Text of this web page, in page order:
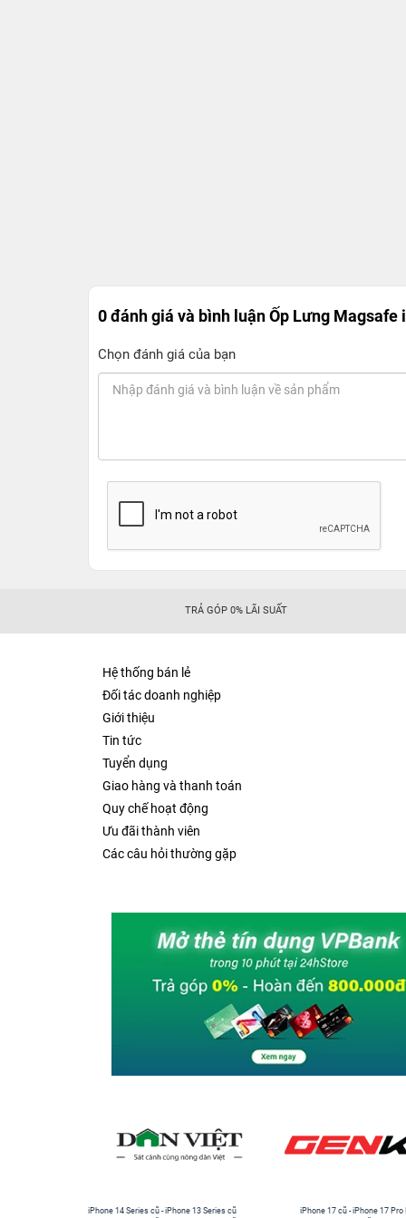
0 đánh giá và bình luậnỐp Lưng Magsafe
Chọn đánh giá của bạn
TRẢ GÓP 0% LÃI SUẤT
Hệ thống bán lẻ
Đối tác doanh nghiệp
Giới thiệu
Tin tức
Tuyển dụng
Giao hàng và thanh toán
Quy chế hoạt động
Ưu đãi thành viên
Các câu hỏi thường gặp
iPhone 14 Series cũ -iPhone 13 Series cũ
iPhone 17 cũ -iPhone 17 Pro